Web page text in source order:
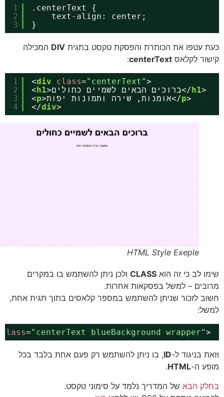
3
.centerText {
text-align: center;
עטפו את הכותרת והפסקת טקסט בתגיתDIV המכילה
לקלאסcenterText
:
1
2
3
4
< div class="centerText"
<h1 >ברוכים הבאים לשמיים כחולים</
< p >אומנות, שירה ותמונות יפות</
</div
HTML Style Exeple
לב כי זה הוא CLASSולכן ניתן להשתמש בו במקרים
– למשל בפסקאות אחרות.
לזכור שניתן להשתמש במספר קלאסים בתוך תגית אחת,
class="centerText blueBackground wrapper"
בניגוד ל-ID, בו ניתן להשתמש רק פעם אחת בלבד בכל
ה-HTML
.
הבא של המדריך נלמד על סימוני טקסט.